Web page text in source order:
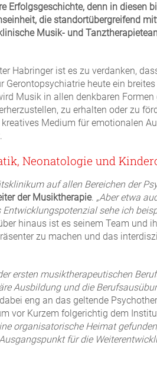
Erfolgsgeschichte, denn in diesen
die standortübergreifend
Musik- und
Habringer ist es zu verdanken,
heute ein
Musik in allen denkbaren
zu erhalten oder zu
Medium für emotionalen
Neonatologie und
auf allen Bereichen der
der Musiktherapie. „Aber etwa
sehe ich
hinaus ist es seinem Team und
zu machen und das
ersten musiktherapeutischen
Ausbildung und die
eng an das geltende
vor Kurzem folgerichtig dem
organisatorische Heimat
für die